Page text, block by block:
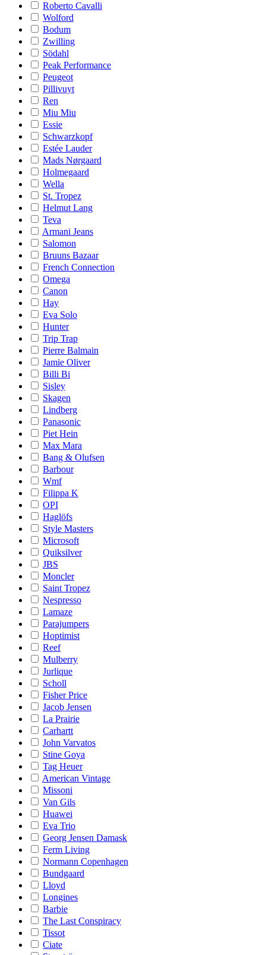
Roberto Cavalli
Wolford
Bodum
Zwilling
Södahl
Peak Performance
Peugeot
Pillivuyt
Ren
Miu Miu
Essie
Schwarzkopf
Estée Lauder
Mads Nørgaard
Holmegaard
Wella
St. Tropez
Helmut Lang
Teva
Armani Jeans
Salomon
Bruuns Bazaar
French Connection
Omega
Canon
Hay
Eva Solo
Hunter
Trip Trap
Pierre Balmain
Jamie Oliver
Billi Bi
Sisley
Skagen
Lindberg
Panasonic
Piet Hein
Max Mara
Bang & Olufsen
Barbour
Wmf
Filippa K
OPI
Haglöfs
Style Masters
Microsoft
Quiksilver
JBS
Moncler
Saint Tropez
Nespresso
Lamaze
Parajumpers
Hoptimist
Reef
Mulberry
Jurlique
Scholl
Fisher Price
Jacob Jensen
La Prairie
Carhartt
John Varvatos
Stine Goya
Tag Heuer
American Vintage
Missoni
Van Gils
Huawei
Eva Trio
Georg Jensen Damask
Ferm Living
Normann Copenhagen
Bundgaard
Lloyd
Longines
Barbie
The Last Conspiracy
Tissot
Ciate